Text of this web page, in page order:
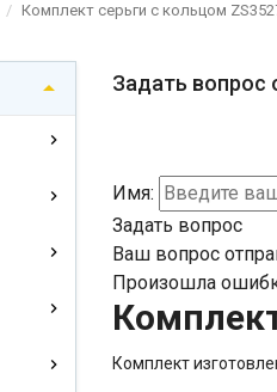
Комплект серьги с кольцом
Задать вопрос
Имя:
Задать вопрос
Ваш вопрос
Произошла
Комплект